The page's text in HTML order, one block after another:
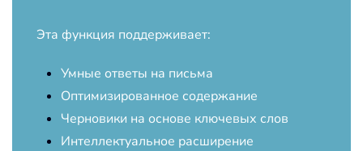
Эта функция поддерживает:
Умные ответы на письма
Оптимизированное содержание
Черновики на основе ключевых слов
Интеллектуальное расширение